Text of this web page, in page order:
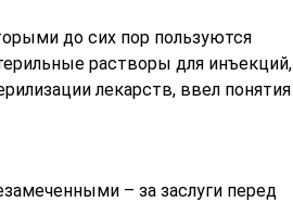
до сих пор пользуются
растворы для инъекций,
лекарств, ввел понятия
– за заслуги перед